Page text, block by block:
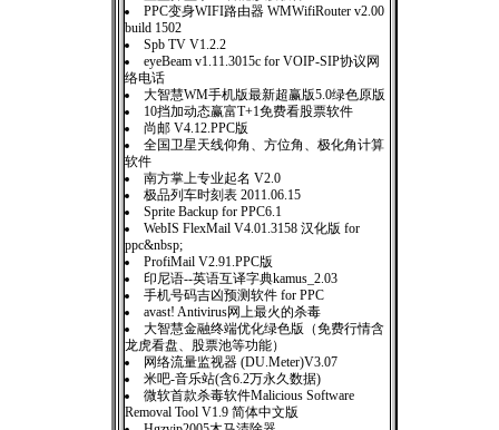
PPC变身WIFI路由器 WMWifiRouter v2.00
build 1502
Spb TV V1.2.2
eyeBeam v1.11.3015c for VOIP-SIP协议网
络电话
大智慧WM手机版最新超赢版5.0绿色原版
10挡加动态赢富T+1免费看股票软件
尚邮 V4.12.PPC版
全国卫星天线仰角、方位角、极化角计算
软件
南方掌上专业起名 V2.0
极品列车时刻表 2011.06.15
Sprite Backup for PPC6.1
WebIS FlexMail V4.01.3158 汉化版 for
ppc&nbsp;
ProfiMail V2.91.PPC版
印尼语--英语互译字典kamus_2.03
手机号码吉凶预测软件 for PPC
avast! Antivirus网上最火的杀毒
大智慧金融终端优化绿色版（免费行情含
龙虎看盘、股票池等功能）
网络流量监视器 (DU.Meter)V3.07
米吧-音乐站(含6.2万永久数据)
微软首款杀毒软件Malicious Software
Removal Tool V1.9 简体中文版